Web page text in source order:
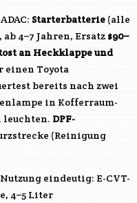
Starterbatterie (alle
4–7 Jahren, Ersatz $90–
an Heckklappe und
Toyota
bereits nach zwei
in Kofferraum-
leuchten. DPF-
(Reinigung
eindeutig: E-CVT-
4–5 Liter